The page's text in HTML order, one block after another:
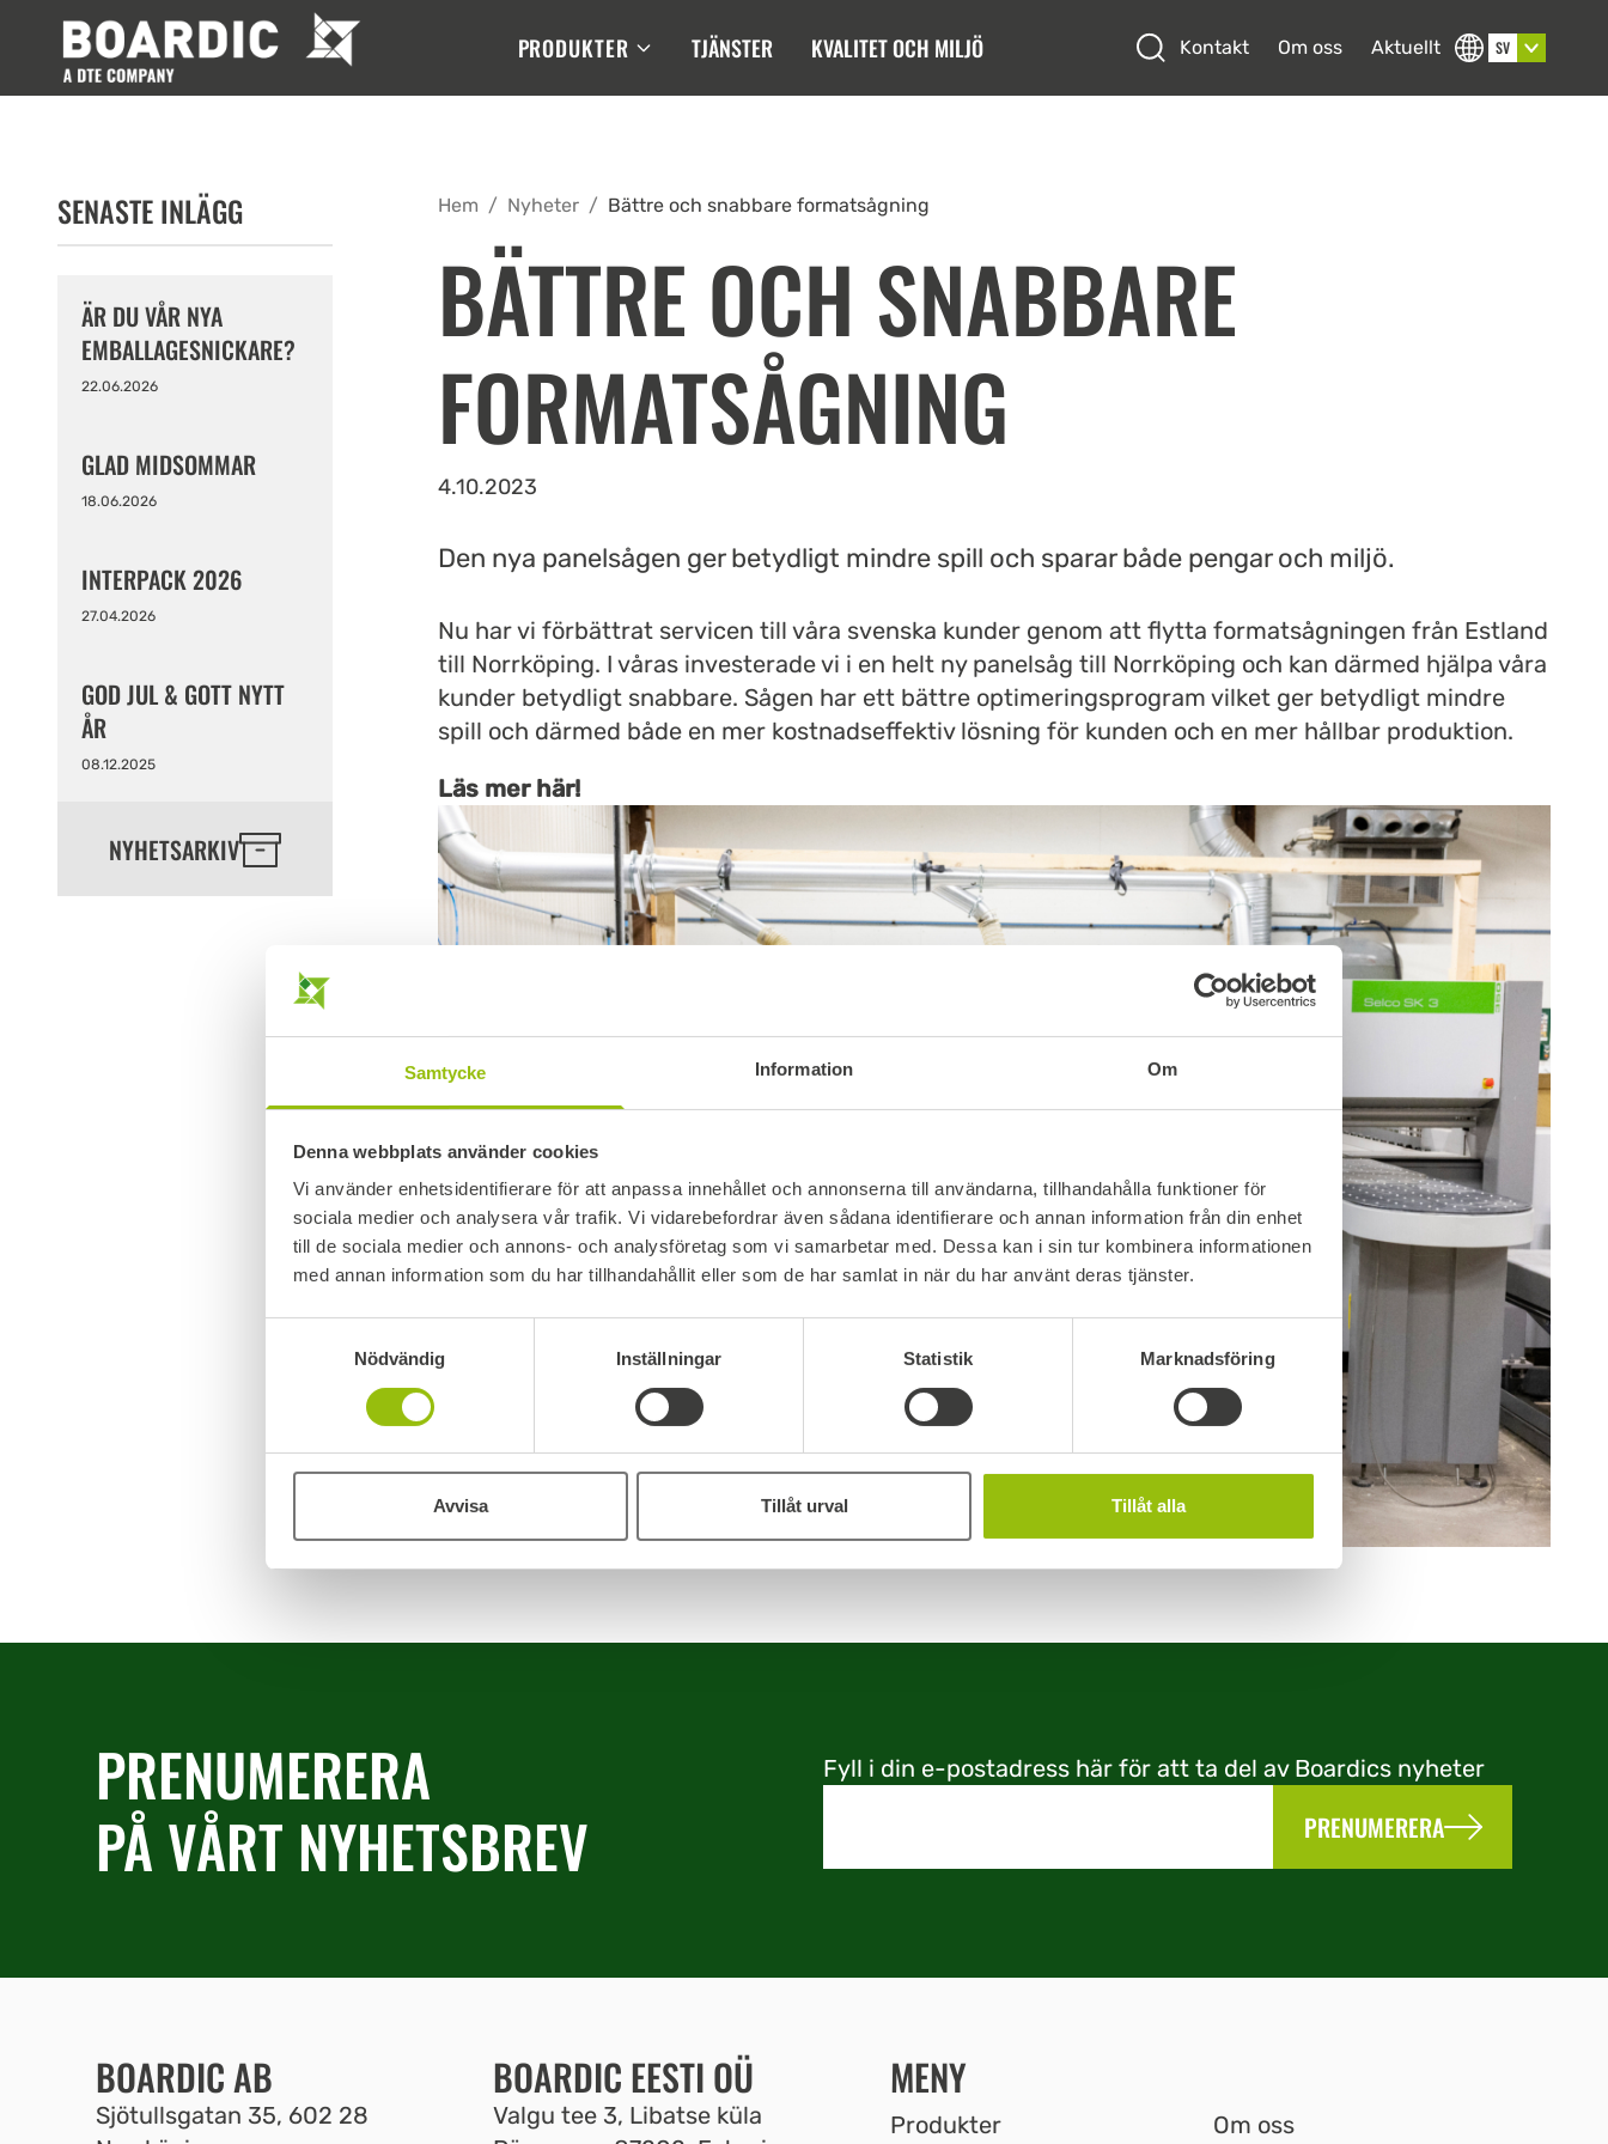
Samtycke Information Om
Denna webbplats använder cookies
Vi använder enhetsidentifierare för att anpassa innehållet och annonserna till användarna, tillhandahålla funktioner för
sociala medier och analysera vår trafik. Vi vidarebefordrar även sådana identifierare och annan information från din enhet
till de sociala medier och annons- och analysföretag som vi samarbetar med. Dessa kan i sin tur kombinera informationen
med annan information som du har tillhandahållit eller som de har samlat in när du har använt deras tjänster.
Nödvändig
Inställningar Statistik Marknadsföring
Avvisa Tillåt urval Tillåt alla
PRODUKTER TJÄNSTER KVALITET OCH MILJÖ Open search
Kontakt Om oss Aktuellt SV
SENASTE INLÄGG
ÄR DU VÅR NYA
EMBALLAGESNICKARE?
22.06.2026
GLAD MIDSOMMAR
18.06.2026
INTERPACK 2026
27.04.2026
GOD JUL & GOTT NYTT
ÅR
08.12.2025
NYHETSARKIV
Hem / Nyheter / Bättre och snabbare formatsågning
BÄTTRE OCH SNABBARE
FORMATSÅGNING
4.10.2023
Den nya panelsågen ger betydligt mindre spill och sparar både pengar och miljö.
Nu har vi förbättrat servicen till våra svenska kunder genom att flytta formatsågningen från Estland
till Norrköping. I våras investerade vi i en helt ny panelsåg till Norrköping och kan därmed hjälpa våra
kunder betydligt snabbare. Sågen har ett bättre optimeringsprogram vilket ger betydligt mindre
spill och därmed både en mer kostnadseffektiv lösning för kunden och en mer hållbar produktion.
Läs mer här!
PRENUMERERA
PÅ VÅRT NYHETSBREV
Fyll i din e-postadress här för att ta del av Boardics nyheter
PRENUMERERA
BOARDIC AB
Sjötullsgatan 35, 602 28
BOARDIC EESTI OÜ
Valgu tee 3, Libatse küla
MENY
Produkter Om oss